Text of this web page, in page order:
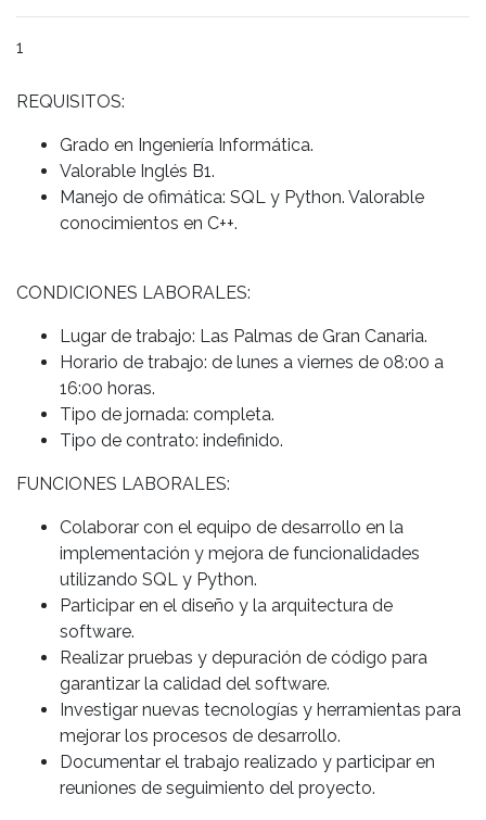
1
REQUISITOS:
Grado en Ingeniería Informática.
Valorable Inglés B1.
Manejo de ofimática: SQL y Python. Valorable
conocimientos en C++.
CONDICIONES LABORALES:
Lugar de trabajo: Las Palmas de Gran Canaria.
Horario de trabajo: de lunes a viernes de 08:00 a
16:00 horas.
Tipo de jornada: completa.
Tipo de contrato: indefinido.
FUNCIONES LABORALES:
Colaborar con el equipo de desarrollo en la
implementación y mejora de funcionalidades
utilizando SQL y Python.
Participar en el diseño y la arquitectura de
software.
Realizar pruebas y depuración de código para
garantizar la calidad del software.
Investigar nuevas tecnologías y herramientas para
mejorar los procesos de desarrollo.
Documentar el trabajo realizado y participar en
reuniones de seguimiento del proyecto.